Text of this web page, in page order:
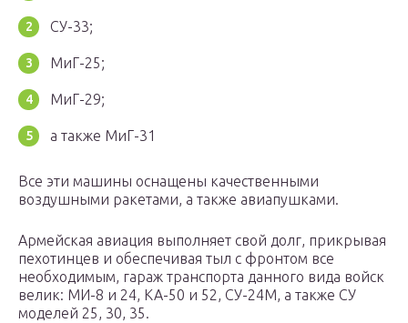
СУ-33;
МиГ-25;
МиГ-29;
а также МиГ-31
Все эти машины оснащены качественными
воздушными ракетами, а также авиапушками.
Армейская авиация выполняет свой долг, прикрывая
пехотинцев и обеспечивая тыл с фронтом все
необходимым, гараж транспорта данного вида войск
велик: МИ-8 и 24, КА-50 и 52, СУ-24М, а также СУ
моделей 25, 30, 35.